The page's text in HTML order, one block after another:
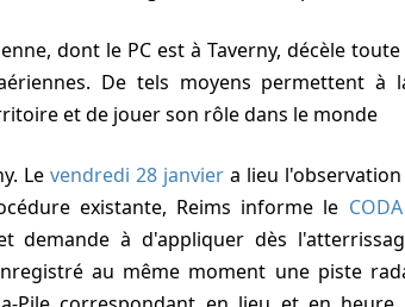
De tels moyens permettent à
et de jouer son rôle dans le monde
Levendredi 28 janviera lieu l'observation
existante, Reims informe le CODA
demande à d'appliquer dès
au même moment une piste